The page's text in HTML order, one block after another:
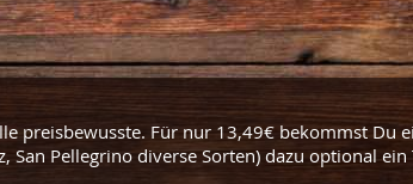
preisbewusste. Für nur 13,49€ bekommst Du
San Pellegrino diverse Sorten) dazu optional